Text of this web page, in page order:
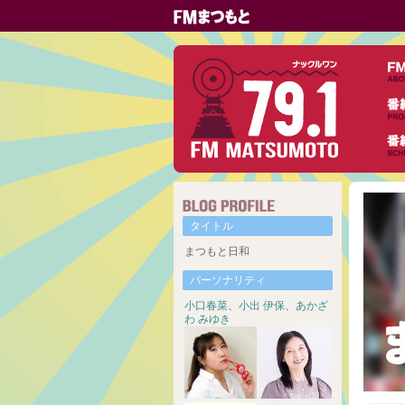
タイトル
まつもと日和
パーソナリティ
小口春菜、 小出 伊保、 あかざ
わ みゆき